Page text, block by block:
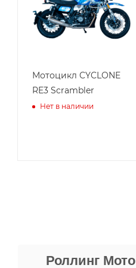
Мотоцикл CYCLONE
RE3 Scrambler
Нет в наличии
Роллинг Мото